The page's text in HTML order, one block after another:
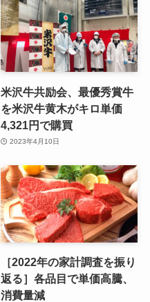
米沢牛共励会、最優秀賞牛
を米沢牛黄木がキロ単価
4,321円で購買
2023年4月10日
［2022年の家計調査を振り
返る］各品目で単価高騰、
消費量減